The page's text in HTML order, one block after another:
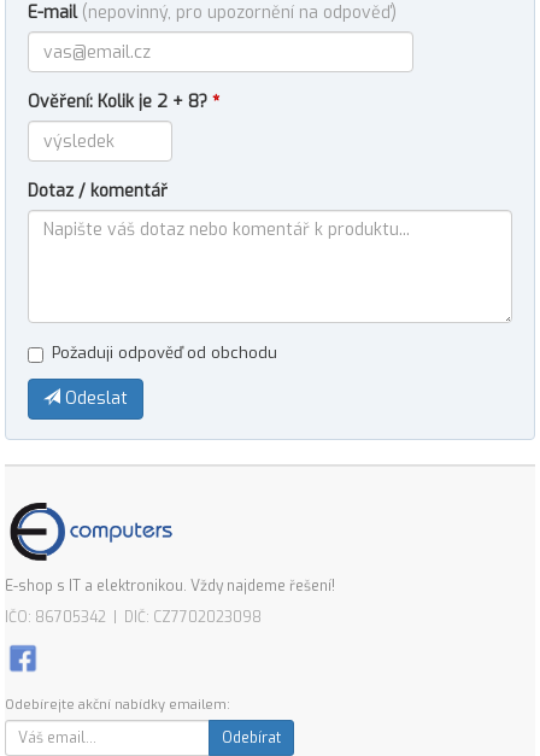
E-mail (nepovinný, pro upozornění na odpověď)
Ověření: Kolik je 2 + 8? *
Dotaz / komentář
Požaduji odpověď od obchodu
Odeslat
E-shop s IT a elektronikou. Vždy najdeme řešení!
IČO: 86705342 | DIČ: CZ7702023098
Odebírejte akční nabídky emailem:
Odebírat